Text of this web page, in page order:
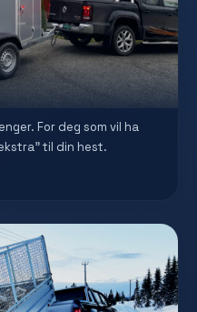
For deg som vil ha
til din hest.